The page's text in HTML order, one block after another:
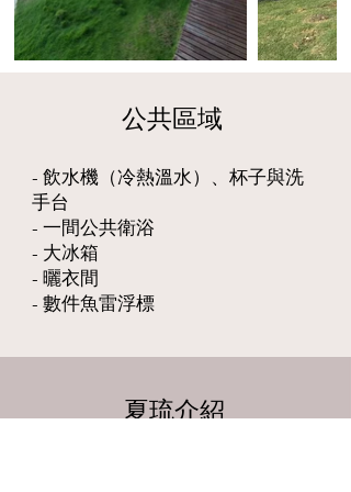
​公共區域
- 飲水機（冷熱溫水）、杯子與洗
手台
- 一間公共衛浴
- 大冰箱
- 曬衣間
- 數件魚雷浮標
​夏琉介紹